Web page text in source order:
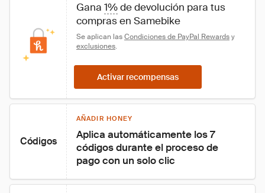
Gana 1% de devolución para tus
compras en Samebike
Se aplican las Condiciones de PayPal Rewards y
exclusiones.
Activar recompensas
Códigos
AÑADIR HONEY
Aplica automáticamente los 7
códigos durante el proceso de
pago con un solo clic